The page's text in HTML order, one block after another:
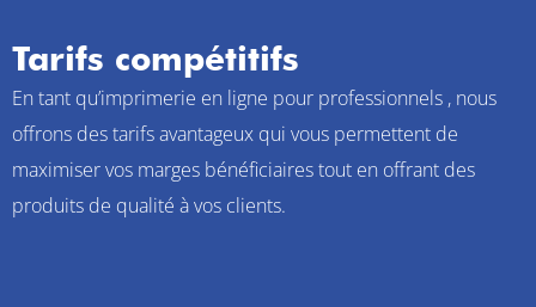
Tarifs compétitifs
En tant qu’imprimerie en ligne pour professionnels , nous
offrons des tarifs avantageux qui vous permettent de
maximiser vos marges bénéficiaires tout en offrant des
produits de qualité à vos clients.